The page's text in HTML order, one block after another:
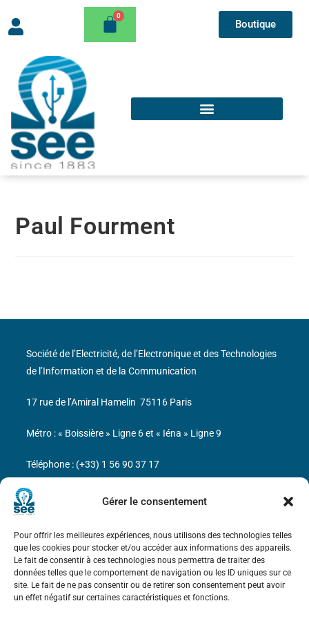
Gérer le consentement
Pour offrir les meilleures expériences, nous utilisons des technologies telles
que les cookies pour stocker et/ou accéder aux informations des appareils.
Le fait de consentir à ces technologies nous permettra de traiter des
données telles que le comportement de navigation ou les ID uniques sur ce
site. Le fait de ne pas consentir ou de retirer son consentement peut avoir
un effet négatif sur certaines caractéristiques et fonctions.
Boutique
Paul Fourment
Bicentenaire des découvertes d’André-
Marie Ampère
Mentions légales
Société de l’Electricité, de l’Electronique et des Technologies
de l’Information et de la Communication
17 rue de l’Amiral Hamelin 75116 Paris
Métro : « Boissière » Ligne 6 et « Iéna » Ligne 9
Téléphone : (+33) 1 56 90 37 17
N° de SIREN : 785 393 232, Code APE : 9412Z TVA intra-
communautaire : FR44 785 393 232